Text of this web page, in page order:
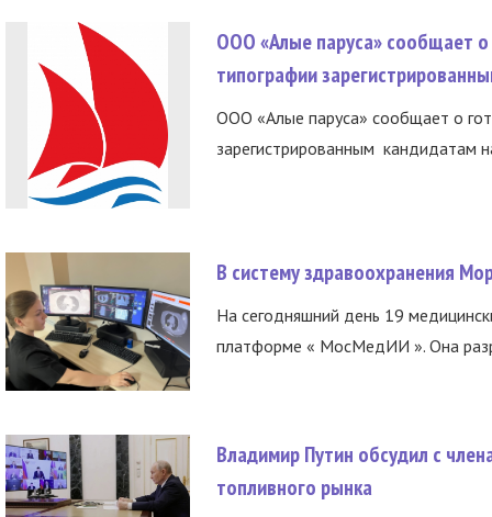
ООО «Алые паруса» сообщает о
типографии
ООО «Алые паруса» сообщает о
зарегистрированным кандидатам
В систему здравоохранения
На сегодняшний день 19
платформе « МосМедИИ ». Она
Владимир Путин обсудил с
топливного рынка